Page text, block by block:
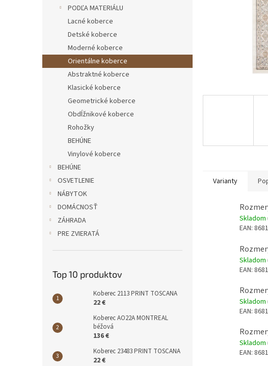
PODĽA MATERIÁLU
Lacné koberce
Detské koberce
Moderné koberce
Orientálne koberce
Abstraktné koberce
Klasické koberce
Geometrické koberce
Obdĺžnikové koberce
Rohožky
BEHÚNE
Vinylové koberce
BEHÚNE
OSVETLENIE
NÁBYTOK
DOMÁCNOSŤ
ZÁHRADA
PRE ZVIERATÁ
Top 10 produktov
Koberec 2113 PRINT TOSCANA
22 €
Koberec AO22A MONTREAL
béžová
136 €
Koberec 23483 PRINT TOSCANA
22 €
Varianty
Skladom
EAN:
Skladom
EAN:
Skladom
EAN:
Skladom
EAN: